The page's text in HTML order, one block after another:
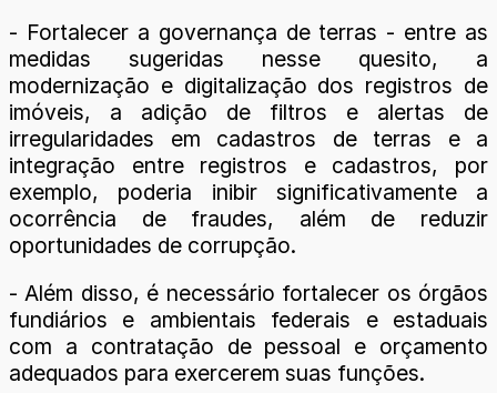
- Fortalecer a governança de terras - entre as
medidas sugeridas nesse quesito, a
modernização e digitalização dos registros de
imóveis, a adição de filtros e alertas de
irregularidades em cadastros de terras e a
integração entre registros e cadastros, por
exemplo, poderia inibir significativamente a
ocorrência de fraudes, além de reduzir
oportunidades de corrupção.
- Além disso, é necessário fortalecer os órgãos
fundiários e ambientais federais e estaduais
com a contratação de pessoal e orçamento
adequados para exercerem suas funções.